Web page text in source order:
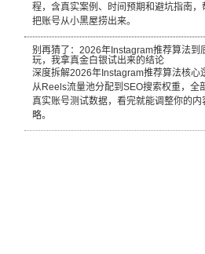
程，含真实案例、时间预期和避坑指南，
把账号从小黑屋捞出来。
别再猜了：2026年Instagram推荐算法到
玩，我拿真金白银试出来的结论
深度拆解2026年Instagram推荐算法核心
从Reels流量池分配到SEO搜索权重，全
真实账号测试数据，看完就能调整你的内
略。